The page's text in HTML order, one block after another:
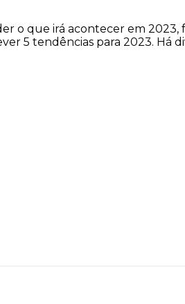
o que irá acontecer em
5 tendências para 2023. Há